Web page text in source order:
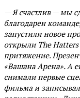
— Я счастлив — мы
благодарен
запустили новое
открыли The Hatters
притяжение.
«Вашана Арена». А
снимали первые
фильма и